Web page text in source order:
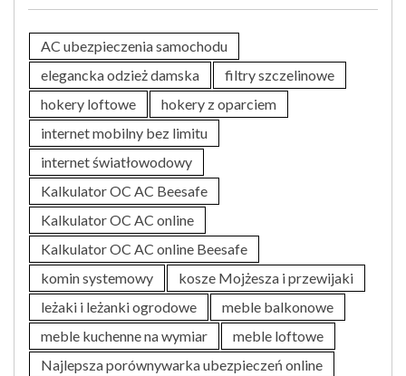
AC ubezpieczenia samochodu
elegancka odzież damska
filtry szczelinowe
hokery loftowe
hokery z oparciem
internet mobilny bez limitu
internet światłowodowy
Kalkulator OC AC Beesafe
Kalkulator OC AC online
Kalkulator OC AC online Beesafe
komin systemowy
kosze Mojżesza i przewijaki
leżaki i leżanki ogrodowe
meble balkonowe
meble kuchenne na wymiar
meble loftowe
Najlepsza porównywarka ubezpieczeń online